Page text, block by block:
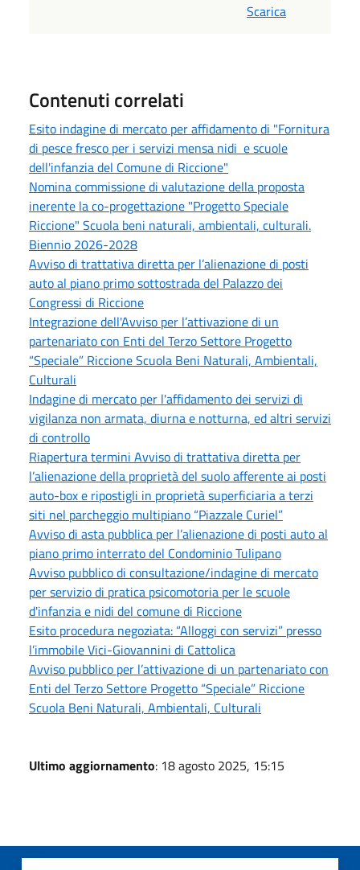
Scarica
Contenuti correlati
Esito indagine di mercato per affidamento di "Fornitura
di pesce fresco per i servizi mensa nidi e scuole
dell'infanzia del Comune di Riccione"
Nomina commissione di valutazione della proposta
inerente la co-progettazione "Progetto Speciale
Riccione" Scuola beni naturali, ambientali, culturali.
Biennio 2026-2028
Avviso di trattativa diretta per l’alienazione di posti
auto al piano primo sottostrada del Palazzo dei
Congressi di Riccione
Integrazione dell'Avviso per l’attivazione di un
partenariato con Enti del Terzo Settore Progetto
“Speciale” Riccione Scuola Beni Naturali, Ambientali,
Culturali
Indagine di mercato per l'affidamento dei servizi di
vigilanza non armata, diurna e notturna, ed altri servizi
di controllo
Riapertura termini Avviso di trattativa diretta per
l’alienazione della proprietà del suolo afferente ai posti
auto-box e ripostigli in proprietà superficiaria a terzi
siti nel parcheggio multipiano “Piazzale Curiel”
Avviso di asta pubblica per l’alienazione di posti auto al
piano primo interrato del Condominio Tulipano
Avviso pubblico di consultazione/indagine di mercato
per servizio di pratica psicomotoria per le scuole
d'infanzia e nidi del comune di Riccione
Esito procedura negoziata: “Alloggi con servizi” presso
l’immobile Vici-Giovannini di Cattolica
Avviso pubblico per l’attivazione di un partenariato con
Enti del Terzo Settore Progetto “Speciale” Riccione
Scuola Beni Naturali, Ambientali, Culturali
Ultimo aggiornamento: 18 agosto 2025, 15:15